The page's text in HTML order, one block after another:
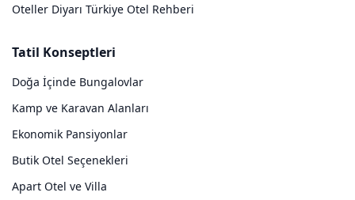
Oteller Diyarı Türkiye Otel Rehberi
Tatil Konseptleri
Doğa İçinde Bungalovlar
Kamp ve Karavan Alanları
Ekonomik Pansiyonlar
Butik Otel Seçenekleri
Apart Otel ve Villa